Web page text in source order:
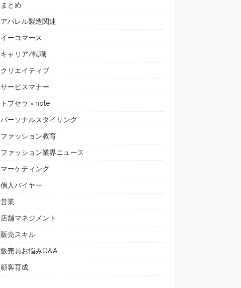
まとめ
アパレル製造関連
イーコマース
キャリア/転職
クリエイティブ
サービスマナー
トプセラ × note
パーソナルスタイリング
ファッション教育
ファッション業界ニュース
マーケティング
個人バイヤー
営業
店舗マネジメント
販売スキル
販売員お悩みQ&A
顧客育成